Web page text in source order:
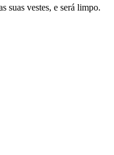
suas vestes, e será limpo.